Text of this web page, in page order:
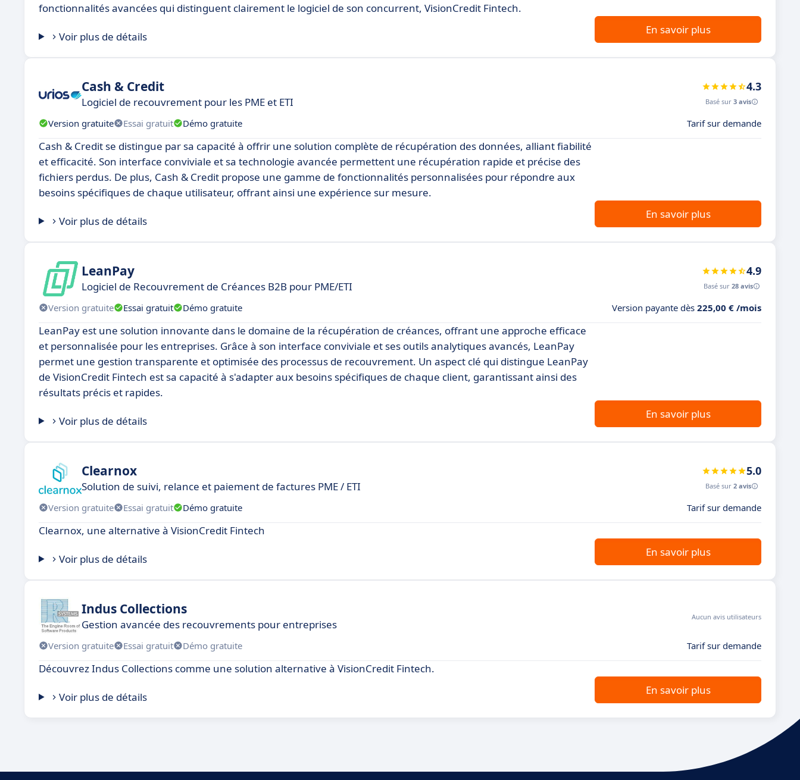
fonctionnalités avancées qui distinguent clairement le logiciel de son concurrent, VisionCredit Fintech.
Voir plus de détails
En savoir plus
Cash & Credit
Logiciel de recouvrement pour les PME et ETI
4.3
Basé sur 3 avis
Version gratuite Essai gratuit Démo gratuite Tarif sur demande
Cash & Credit se distingue par sa capacité à offrir une solution complète de récupération des données, alliant fiabilité
et efficacité. Son interface conviviale et sa technologie avancée permettent une récupération rapide et précise des
fichiers perdus. De plus, Cash & Credit propose une gamme de fonctionnalités personnalisées pour répondre aux
besoins spécifiques de chaque utilisateur, offrant ainsi une expérience sur mesure.
Voir plus de détails
En savoir plus
LeanPay
Logiciel de Recouvrement de Créances B2B pour PME/ETI
4.9
Basé sur 28 avis
Version gratuite Essai gratuit Démo gratuite Version payante dès 225,00 € /mois
LeanPay est une solution innovante dans le domaine de la récupération de créances, offrant une approche efficace
et personnalisée pour les entreprises. Grâce à son interface conviviale et ses outils analytiques avancés, LeanPay
permet une gestion transparente et optimisée des processus de recouvrement. Un aspect clé qui distingue LeanPay
de VisionCredit Fintech est sa capacité à s'adapter aux besoins spécifiques de chaque client, garantissant ainsi des
résultats précis et rapides.
Voir plus de détails
En savoir plus
Clearnox
Solution de suivi, relance et paiement de factures PME / ETI
5.0
Basé sur 2 avis
Version gratuite Essai gratuit Démo gratuite Tarif sur demande
Clearnox, une alternative à VisionCredit Fintech
Voir plus de détails
En savoir plus
Indus Collections
Gestion avancée des recouvrements pour entreprises
Aucun avis utilisateurs
Version gratuite Essai gratuit Démo gratuite Tarif sur demande
Découvrez Indus Collections comme une solution alternative à VisionCredit Fintech.
Voir plus de détails
En savoir plus